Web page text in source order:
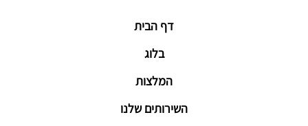
דף הבית
בלוג
המלצות
השירותים שלנו